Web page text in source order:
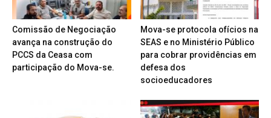
Comissão de Negociação
avança na construção do
PCCS da Ceasa com
participação do Mova-se.
Mova-se protocola ofícios na
SEAS e no Ministério Público
para cobrar providências em
defesa dos
socioeducadores